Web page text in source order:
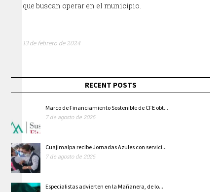
que buscan operar en el municipio.
13 de febrero de 2024
RECENT POSTS
Marco de Financiamiento Sostenible de CFE obt...
7 de agosto de 2026
Cuajimalpa recibe Jornadas Azules con servici...
7 de agosto de 2026
Especialistas advierten en la Mañanera, de lo...